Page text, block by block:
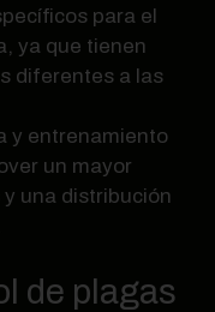
para el
ya que tienen
diferentes a las
y entrenamiento
un mayor
una distribución
de plagas